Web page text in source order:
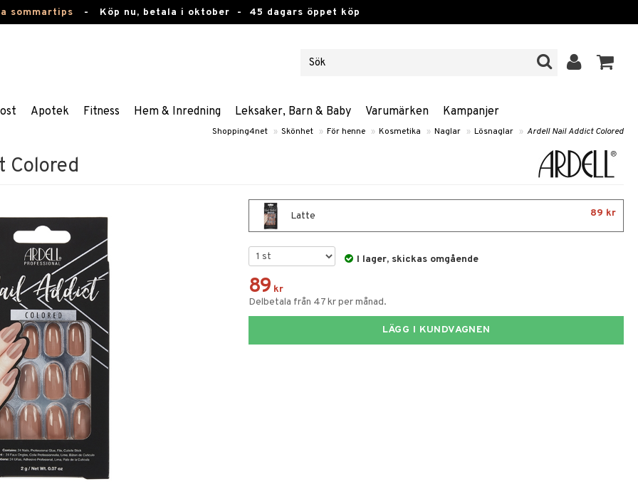
sommartips - Köp nu, betala i oktober - 45 dagars öppet köp
Apotek Fitness Hem & Inredning Leksaker, Barn & Baby Varumärken Kampanjer
Shopping4net » Skönhet » För henne » Kosmetika » Naglar » Lösnaglar » Ardell Nail Addict Colored
Colored
Latte 89 kr
I lager, skickas omgående
89 kr
Delbetala från 47 kr per månad.
LÄGG I KUNDVAGNEN